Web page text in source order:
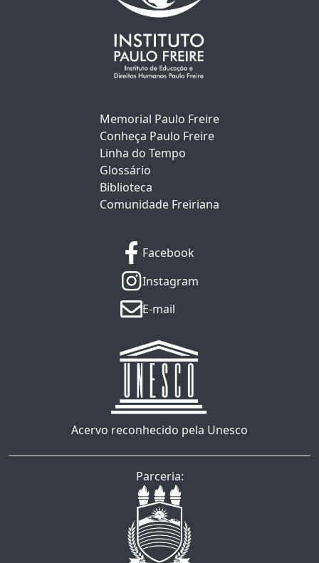
Memorial Paulo Freire
Conheça Paulo Freire
Linha do Tempo
Glossário
Biblioteca
Comunidade Freiriana
Facebook
Instagram
E-mail
Acervo reconhecido pela Unesco
Parceria: